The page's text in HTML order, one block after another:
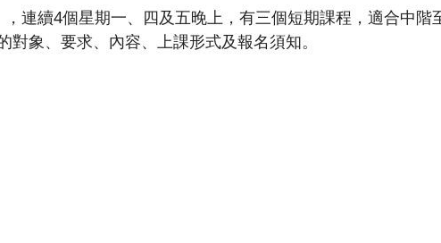
，連續4個星期一、四及五晚上，有三個短期課程，適合中階
象、要求、內容、上課形式及報名須知。